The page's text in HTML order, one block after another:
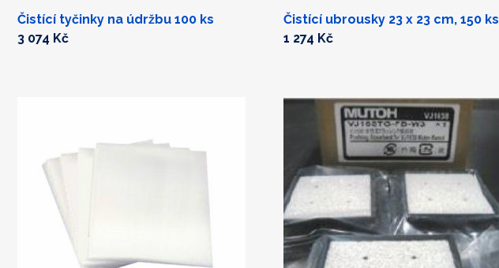
Čistící tyčinky na údržbu 100 ks
3 074 Kč
Čistící ubrousky 23 x 23 cm, 150 ks
1 274 Kč